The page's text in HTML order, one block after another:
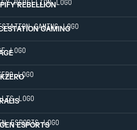
REBELLION
GAMING
ESPORTS